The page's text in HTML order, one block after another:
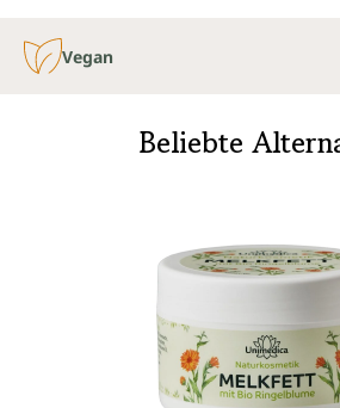
Vegan
Beliebte